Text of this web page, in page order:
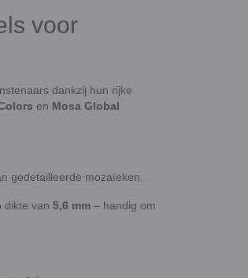
voor
dankzij hun rijke
en Mosa Global
gedetailleerde mozaïeken.
dikte van 5,6 mm – handig om